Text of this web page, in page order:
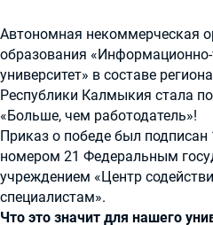
Автономная некоммерческая
образования «Информационно-
университет» в составе
Республики Калмыкия стала
«Больше, чем работодатель»!
Приказ о победе был подписан
номером 21 Федеральным
учреждением «Центр
специалистам».
Что это значит для нашего